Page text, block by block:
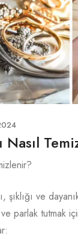
Nasıl
şıklığı ve
parlak tutmak